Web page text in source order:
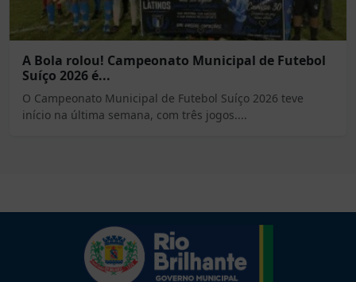
A Bola rolou! Campeonato Municipal de Futebol
Suíço 2026 é...
O Campeonato Municipal de Futebol Suíço 2026 teve
início na última semana, com três jogos....